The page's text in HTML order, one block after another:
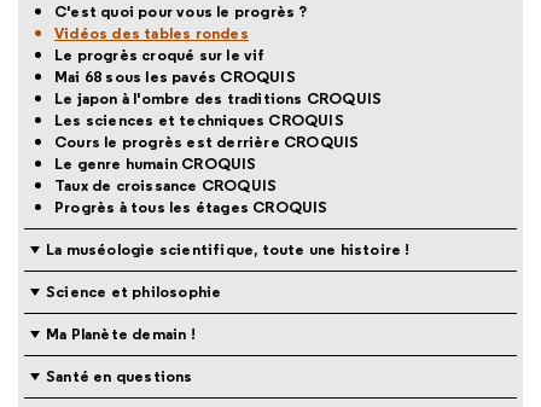
C'est quoi pour vous le progrès ?
Vidéos des tables rondes
Le progrès croqué sur le vif
Mai 68 sous les pavés CROQUIS
Le japon à l'ombre des traditions CROQUIS
Les sciences et techniques CROQUIS
Cours le progrès est derrière CROQUIS
Le genre humain CROQUIS
Taux de croissance CROQUIS
Progrès à tous les étages CROQUIS
La muséologie scientifique, toute une histoire !
Science et philosophie
Ma Planète demain !
Santé en questions